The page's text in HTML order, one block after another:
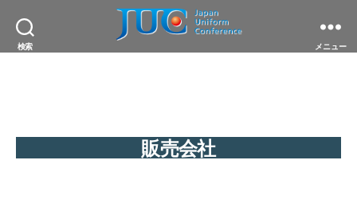
検索
法
人
メニュー
販売会社